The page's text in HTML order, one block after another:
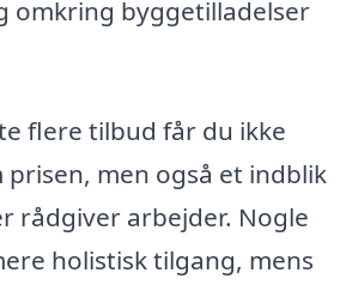
omkring byggetilladelser
flere tilbud får du ikke
prisen, men også et indblik
rådgiver arbejder. Nogle
holistisk tilgang, mens